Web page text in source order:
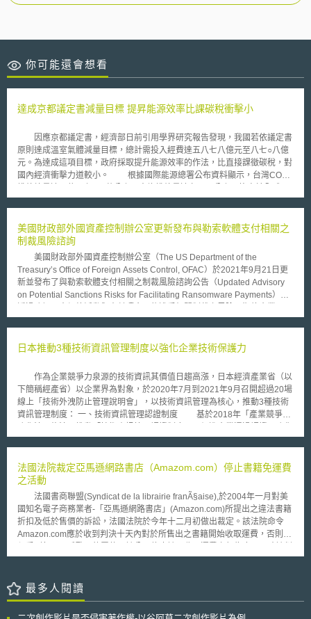
你可能還會想看
達成京都議定書減量目標 提昇能源效率比課碳稅衝擊小
因應京都議定書，經濟部日前引用學界研究報告發現，我國若依議定書
原則達成溫室氣體減量目標，總計需投入經費達五八七八億元至八七○八億
元。為達成這項目標，政府採取提升能源效率的作法，比直接課徵碳稅，對
國內經濟衝擊力道較小。 根據國際能源總署公布資料顯示，台灣CO2
均值，每單位CO2排放所創造的GDP為一．八九（美元／公斤CO2）也較
因，除政策上採非強制處理態度外，過去十年間，石化、鋼鐵等高耗能產業
結構調整緩慢，加上半導體及液晶面板等大量使用全氟化物、六氟化硫的產
業訊速成長，使得工業製程中排放的CO2等溫室氣體大幅成長更是主要原
因。 依京都議定書條約精神及國際環保現況，我國與南韓同屬網要公
約非附件一成員中的「新興工業國」，成為公約下一階段管制對象。致使抑
制國內激增溫室氣體排放量已成為我國政府迫切須處理的課題。 在經
濟部這份內部研究報告中，也引用臺灣大學農業經濟系教授徐世勳等學者的
○年水準，則減量成本將達新台幣五八七八億元至八七○八億元。 而學
每公噸CO2排放課徵六○○元碳稅時，對經濟成長衝擊為負○．六％，調高至
美國財政部外國資產控制辦公室更新發布與勒索軟體支付相關之
制裁風險諮詢
美國財政部外國資產控制辦公室（The US Department of the
Treasury’s Office of Foreign Assets Control, OFAC）於2021年9月21日更
新並發布了與勒索軟體支付相關之制裁風險諮詢公告（Updated Advisory
on Potential Sanctions Risks for Facilitating Ransomware Payments）。
採取相關之主動措施以減輕風險，此類相關之主動措施即緩減風險之因素
相鼓勵此種惡意行為，故若企業對勒索軟體支付，或代替受害企業支付贖
liability），發動民事處罰（Civil Penalty制度），例如處以民事罰款（Civil
Money Penalty）。 OFAC鼓勵企業與金融機構包括涉及金錢存放與贖
金支付之機構，應實施合規之風險管理計畫以減少被制裁之風險，例如維護
資料的離線備份、制定勒索事件因應計畫、進行網路安全培訓、定期更新防
毒軟體，以及啟用身分驗證協議等；並且積極鼓勵受勒索病毒攻擊之受害者
邦調查局當地辦公室。
日本推動3種技術資訊管理制度以強化企業技術保護力
作為企業競爭力泉源的技術資訊其價值日趨高漲，日本經濟產業省（以
下簡稱經產省）以企業界為對象，於2020年7月到2021年9月召開超過20場
線上「技術外洩防止管理說明會」，以技術資訊管理為核心，推動3種技術
資訊管理制度： 一、技術資訊管理認證制度 基於2018年「產業競爭力
企業取得合作夥伴信賴之能力。 二、營業秘密管理制度 基於日本「不
訊，強化企業自我保護之能力。 三、安全保障貿易管理制度 基於企業
對於「外國交易行為與外國貿易法」或相關法令知識不足，推動「安全保障
貿易管理制度」，避免企業輸出高階技術、高性能產品被作為軍事利用而違
法，進而面臨被處刑罰、行政罰之風險，強化企業承擔責任之能力。
全球新興科技發展以及嚴峻疫情驅使之下，我國許多企業投入數位轉型、採
取遠距辦公，與客戶間傳遞或保管重要技術資訊時，將增加一定程度的資訊
外洩風險，日本3種技術資訊管理制度可供我國企業建構技術資訊管理機
法國法院裁定亞馬遜網路書店（Amazom.com）停止書籍免運費
之活動
法國書商聯盟(Syndicat de la librairie franÃ§aise),於2004年一月對美
國知名電子商務業者-「亞馬遜網路書店」(Amazon.com)所提出之違法書籍
折扣及低於售價的訴訟，法國法院於今年十二月初做出裁定。該法院命令
Amazon.com應於收到判決十天內對於所售出之書籍開始收取運費，否則必
決亦命令，Amazon.com應支付給原告書商聯盟十萬歐元的損害賠償金。
法國，商家利用「價格犧牲」(Loss-Leaders)的促銷方式或其他低於產品價
格的方式吸引顧客係為違法之行為；因此該國法律規定，關於書籍的零售商
最多人閱讀